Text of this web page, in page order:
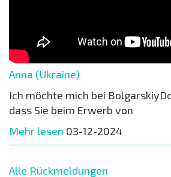
Anna (Ukraine)
Ich möchte mich bei
dass Sie beim Erwerb von
Mehr lesen 03-12-2024
Alle Rückmeldungen